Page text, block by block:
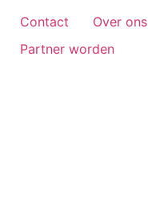
Contact Over ons
Partner worden